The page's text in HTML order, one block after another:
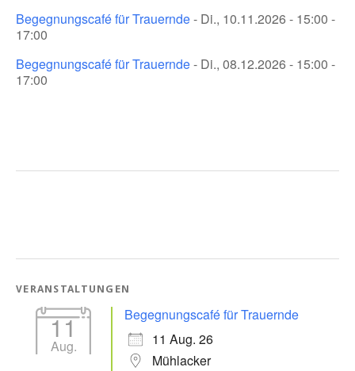
Begegnungscafé für Trauernde- Di., 10.11.2026 - 15:00 -
17:00
Begegnungscafé für Trauernde- Di., 08.12.2026 - 15:00 -
17:00
VERANSTALTUNGEN
11
Aug.
Begegnungscafé für Trauernde
11 Aug. 26
Mühlacker